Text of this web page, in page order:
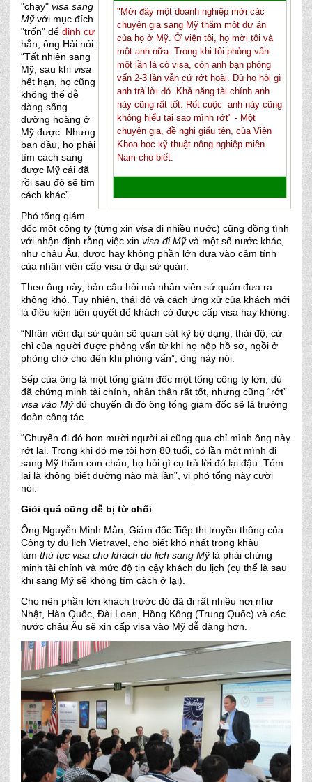
"Mới đây một doanh nghiệp mời các
chuyên gia sang Mỹ thăm một dự án
của họ ở Mỹ. Ở viện tôi, họ mời tôi và
một anh nữa. Trong khi tôi phỏng vấn
một lần là có visa, còn anh bạn phỏng
vấn 2-3 lần vẫn cứ rớt hoài. Dù họ hỏi gì
anh trả lời đó. Khả năng tài chính anh
này cũng rất tốt. Rốt cuộc anh này cũng
không hiểu tại sao mình rớt" - Một
chuyên gia, đề nghị giấu tên, của Viện
Khoa học kỹ thuật nông nghiệp miền
Nam cho biết.
"chạy" visa sang
Mỹvới mục đích
"trốn" để định cư
hẳn, ông Hải nói:
“Tất nhiên sang
Mỹ, sau khi visa
hết hạn, họ cũng
không thể dễ
dàng sống
đường hoàng ở
Mỹ được. Nhưng
ban đầu, họ phải
tìm cách sang
được Mỹ cái đã
rồi sau đó sẽ tìm
cách khác”.
Phó tổng giám
đốc một công ty (từng xin visa đi nhiều nước) cũng đồng tình
với nhận định rằng việc xin visa đi Mỹvà một số nước khác,
như châu Âu, được hay không phần lớn dựa vào cảm tính
của nhân viên cấp visa ở đại sứ quán.
Theo ông này, bản câu hỏi mà nhân viên sứ quán đưa ra
không khó. Tuy nhiên, thái độ và cách ứng xử của khách mới
là điều kiện tiên quyết để khách có được cấp visa hay không.
“Nhân viên đại sứ quán sẽ quan sát kỹ bộ dạng, thái độ, cử
chỉ của người được phỏng vấn từ khi họ nộp hồ sơ, ngồi ở
phòng chờ cho đến khi phỏng vấn”, ông này nói.
Sếp của ông là một tổng giám đốc một tổng công ty lớn, dù
đã chứng minh tài chính, nhân thân rất tốt, nhưng cũng “rớt”
visa vào Mỹdù chuyến đi đó ông tổng giám đốc sẽ là trưởng
đoàn công tác.
“Chuyến đi đó hơn mười người ai cũng qua chỉ mình ông này
rớt lại. Trong khi đó mẹ tôi hơn 80 tuổi, có lần một mình đi
sang Mỹ thăm con cháu, họ hỏi gì cụ trả lời đó lại đậu. Tóm
lại là không biết đường nào mà lần”, vị phó tổng này cười
nói.
Giỏi quá cũng dễ bị từ chối
Ông Nguyễn Minh Mẫn, Giám đốc Tiếp thị truyền thông của
Công ty du lịch Vietravel, cho biết khó nhất trong khâu
làm thủ tục visa cho khách du lịch sang Mỹlà phải chứng
minh tài chính và mức độ tin cậy khách du lịch (cụ thể là sau
khi sang Mỹ sẽ không tìm cách ở lại).
Cho nên phần lớn khách trước đó đã đi rất nhiều nơi như
Nhật, Hàn Quốc, Đài Loan, Hồng Kông (Trung Quốc) và các
nước châu Âu sẽ xin cấp visa vào Mỹ dễ dàng hơn.